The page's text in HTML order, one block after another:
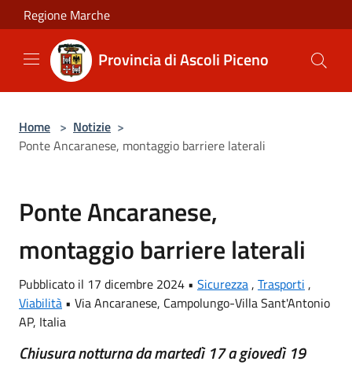
Salta al contenuto principale
Regione Marche
Provincia di Ascoli Piceno
Home > Notizie >
Ponte Ancaranese, montaggio barriere laterali
Ponte Ancaranese,
montaggio barriere laterali
Pubblicato il 17 dicembre 2024 • Sicurezza, Trasporti ,
Viabilità • Via Ancaranese, Campolungo-Villa Sant'Antonio
AP, Italia
Chiusura notturna da martedì 17 a giovedì 19